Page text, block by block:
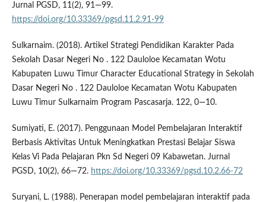
Jurnal PGSD, 11(2), 91—99.
https://doi.org/10.33369/pgsd.11.2.91-99
Sulkarnaim. (2018). Artikel Strategi Pendidikan Karakter Pada
Sekolah Dasar Negeri No . 122 Dauloloe Kecamatan Wotu
Kabupaten Luwu Timur Character Educational Strategy in Sekolah
Dasar Negeri No . 122 Dauloloe Kecamatan Wotu Kabupaten
Luwu Timur Sulkarnaim Program Pascasarja. 122, 0—10.
Sumiyati, E. (2017). Penggunaan Model Pembelajaran Interaktif
Berbasis Aktivitas Untuk Meningkatkan Prestasi Belajar Siswa
Kelas Vi Pada Pelajaran Pkn Sd Negeri 09 Kabawetan. Jurnal
PGSD, 10(2), 66—72. https://doi.org/10.33369/pgsd.10.2.66-72
Suryani, L. (1988). Penerapan model pembelajaran interaktif pada